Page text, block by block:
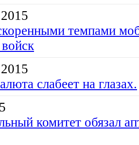
темпами
слабеет на глазах.
комитет обязал